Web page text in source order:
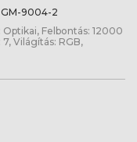
GM-9004-2
Felbontás: 12000
Világítás: RGB,